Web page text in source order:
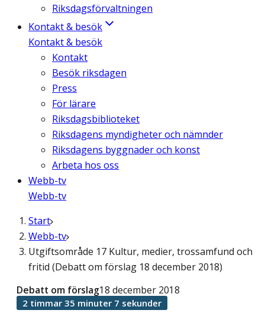
Riksdagsförvaltningen
Kontakt & besök
Kontakt & besök
Kontakt
Besök riksdagen
Press
För lärare
Riksdagsbiblioteket
Riksdagens myndigheter och nämnder
Riksdagens byggnader och konst
Arbeta hos oss
Webb-tv
Webb-tv
Start
Webb-tv
Utgiftsområde 17 Kultur, medier, trossamfund och
fritid (Debatt om förslag 18 december 2018)
Debatt om förslag18 december 2018
2 timmar 35 minuter 7 sekunder